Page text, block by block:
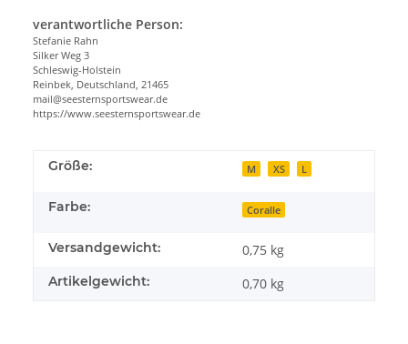
verantwortliche Person:
Stefanie Rahn
Silker Weg 3
Schleswig-Holstein
Reinbek, Deutschland, 21465
mail@seesternsportswear.de
https://www.seesternsportswear.de
Größe: M XS L
Farbe: Coralle
Versandgewicht: 0,75 kg
Artikelgewicht: 0,70 kg